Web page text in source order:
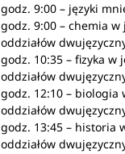
godz. 9:00 – języki
godz. 9:00 – chemia
oddziałów
godz. 10:35 – fizyka w
oddziałów
godz. 12:10 – biologia
oddziałów
godz. 13:45 – historia
oddziałów